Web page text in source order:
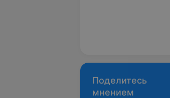
Поделитесь
мнением